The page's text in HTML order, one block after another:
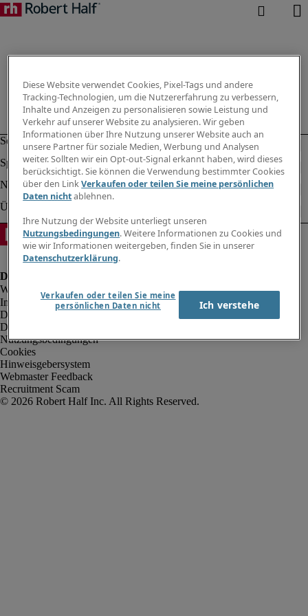
Impressum
Datenschutz
Datenschutz Arbeitnehmer/Zeitarbeitskräfte
Nutzungsbedingungen
Cookies
Hinweisgebersystem
Webmaster Feedback
Recruitment Scam
Diese Website verwendet Cookies, Pixel-Tags und andere
Tracking-Technologien, um die Nutzererfahrung zu verbessern,
Inhalte und Anzeigen zu personalisieren sowie Leistung und
Verkehr auf unserer Website zu analysieren. Wir geben
Informationen über Ihre Nutzung unserer Website auch an
unsere Partner für soziale Medien, Werbung und Analysen
weiter. Sollten wir ein Opt-out-Signal erkannt haben, wird dieses
berücksichtigt. Sie können die Verwendung bestimmter Cookies
über den LinkVerkaufen oder teilen Sie meine persönlichen
Daten nichtablehnen.
Ihre Nutzung der Website unterliegt unseren
Nutzungsbedingungen. Weitere Informationen zu Cookies und
wie wir Informationen weitergeben, finden Sie in unserer
Datenschutzerklärung.
Verkaufen oder teilen Sie meine
persönlichen Daten nicht
Ich verstehe